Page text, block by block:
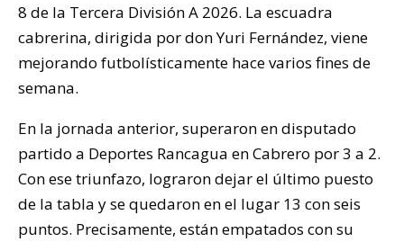
8 de la Tercera División A 2026. La escuadra
cabrerina, dirigida por don Yuri Fernández, viene
mejorando futbolísticamente hace varios fines de
semana.
En la jornada anterior, superaron en disputado
partido a Deportes Rancagua en Cabrero por 3 a 2.
Con ese triunfazo, lograron dejar el último puesto
de la tabla y se quedaron en el lugar 13 con seis
puntos. Precisamente, están empatados con su